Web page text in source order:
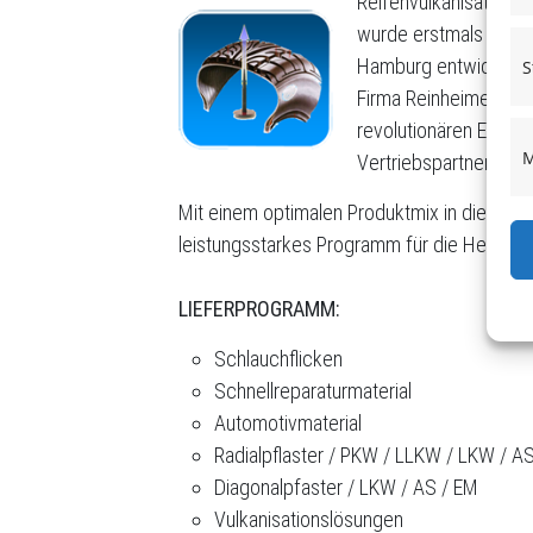
wurde erstmals von
Hamburg entwickelt
Firma Reinheimer ist
revolutionären
Vertriebspartner
Mit einem optimalen Produktmix in diesem
leistungsstarkes Programm für die Heiß und
LIEFERPROGRAMM:
Schlauchflicken
Schnellreparaturmaterial
Automotivmaterial
Radialpflaster / PKW / LLKW / LKW /
Diagonalpfaster / LKW / AS / EM
Vulkanisationslösungen